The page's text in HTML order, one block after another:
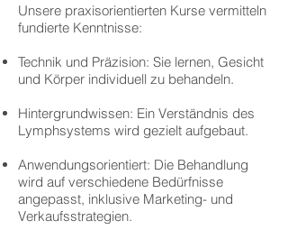
Unsere praxisorientierten Kurse vermitteln
fundierte Kenntnisse:
Technik und Präzision: Sie lernen, Gesicht
und Körper individuell zu behandeln.
Hintergrundwissen: Ein Verständnis des
Lymphsystems wird gezielt aufgebaut.
Anwendungsorientiert: Die Behandlung
wird auf verschiedene Bedürfnisse
angepasst, inklusive Marketing- und
Verkaufsstrategien.